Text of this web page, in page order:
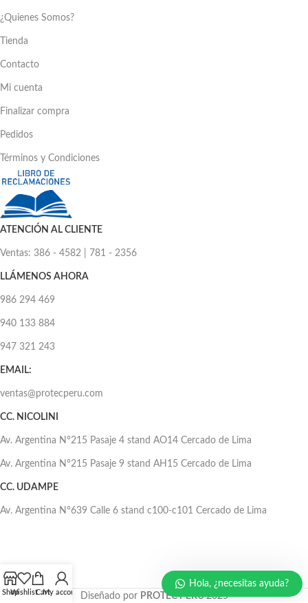
¿Quienes Somos?
Tienda
Contacto
Mi cuenta
Finalizar compra
Pedidos
Términos y Condiciones
ATENCIÓN AL CLIENTE
Ventas: 386 - 4582 | 781 - 2356
LLÁMENOS AHORA
986 294 469
940 133 884
947 321 243
EMAIL:
ventas@protecperu.com
CC. NICOLINI
Av. Argentina N°215 Pasaje 4 stand AO14 Cercado de Lima
Av. Argentina N°215 Pasaje 9 stand AH15 Cercado de Lima
CC. UDAMPE
Av. Argentina N°639 Calle 6 stand c100-c101 Cercado de Lima
Diseñado por PROTEC PERÚ2025
ShopWishlistCartMy account
Hola, ¿necesitas ayuda?